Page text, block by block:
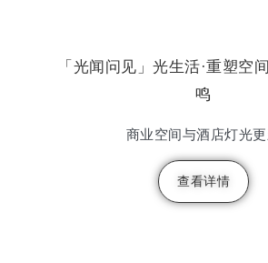
「光闻问见」光生活·重塑空
鸣
商业空间与酒店灯光
查看详情